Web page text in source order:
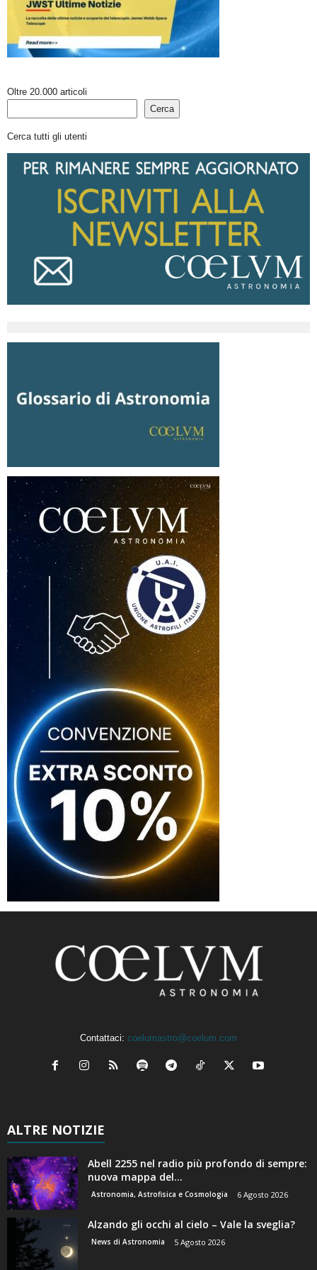
Oltre 20.000 articoli
Cerca
Cerca tutti gli utenti
Contattaci: coelumastro@coelum.com
ALTRE NOTIZIE
Abell 2255 nel radio più profondo di sempre:
nuova mappa del...
Astronomia, Astrofisica e Cosmologia 6 Agosto 2026
Alzando gli occhi al cielo – Vale la sveglia?
News di Astronomia 5 Agosto 2026